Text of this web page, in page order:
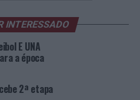
para amanhã, às 20h30
25 de janeiro (19h30), no
Klein e o belga Paul
INTERESSADO
E UNA
a época
2ª etapa